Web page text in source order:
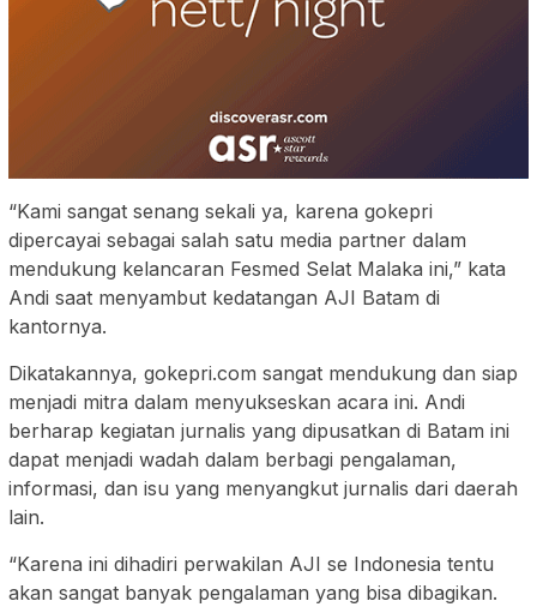
“Kami sangat senang sekali ya, karena gokepri
dipercayai sebagai salah satu media partner dalam
mendukung kelancaran Fesmed Selat Malaka ini,” kata
Andi saat menyambut kedatangan AJI Batam di
kantornya.
Dikatakannya, gokepri.com sangat mendukung dan siap
menjadi mitra dalam menyukseskan acara ini. Andi
berharap kegiatan jurnalis yang dipusatkan di Batam ini
dapat menjadi wadah dalam berbagi pengalaman,
informasi, dan isu yang menyangkut jurnalis dari daerah
lain.
“Karena ini dihadiri perwakilan AJI se Indonesia tentu
akan sangat banyak pengalaman yang bisa dibagikan.